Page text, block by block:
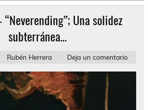
Una solidez
subterránea…
Rubén Herrera Deja un comentario